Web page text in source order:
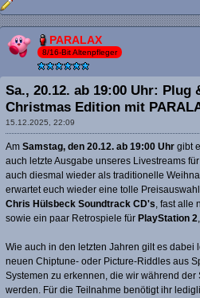
PARALAX
8/16-Bit Altenpfleger
Sa., 20.12. ab 19:00 Uhr: Plug
Christmas Edition mit
15.12.2025, 22:09
Am Samstag, den 20.12. ab 19:00 Uhr gibt
auch letzte Ausgabe unseres Livestreams
auch diesmal wieder als traditionelle
erwartet euch wieder eine tolle
Chris Hülsbeck Soundtrack CD's, fast alle
sowie ein paar Retrospiele für PlayStation 2,
Wie auch in den letzten Jahren gilt es dabei
neuen Chiptune- oder Picture-Riddles aus
Systemen zu erkennen, die wir während
werden. Für die Teilnahme benötigt ihr